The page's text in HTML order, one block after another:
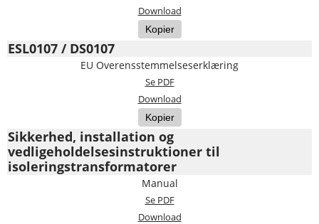
Download
Kopier
ESL0107 / DS0107
EU Overensstemmelseserklæring
Se PDF
Download
Kopier
Sikkerhed, installation og
vedligeholdelsesinstruktioner til
isoleringstransformatorer
Manual
Se PDF
Download